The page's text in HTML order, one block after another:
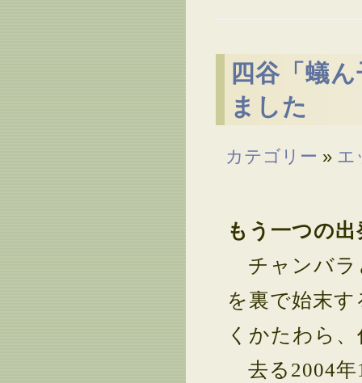
四谷「蟻
ました
カテゴリー » エ
もう一つの出
チャンバラ
を裏で始末
くかたわら
去る2004年